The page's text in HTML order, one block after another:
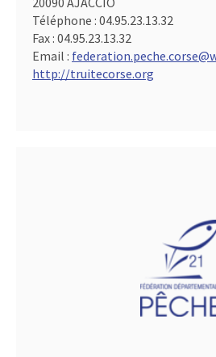
Téléphone : 04.95.23.13.32
Fax : 04.95.23.13.32
Email :
http://truitecorse.org